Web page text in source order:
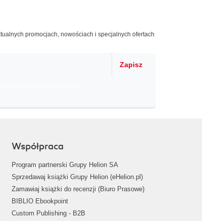
promocjach, nowościach i specjalnych ofertach
Zapisz
Współpraca
Program partnerski Grupy Helion SA
Sprzedawaj książki Grupy Helion (eHelion.pl)
Zamawiaj książki do recenzji (Biuro Prasowe)
BIBLIO Ebookpoint
Custom Publishing - B2B